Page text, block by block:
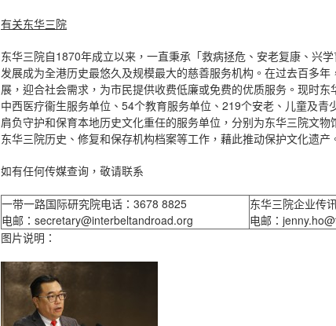
有关东华三院
东华三院自1870年成立以来，一直秉承「救病拯危、安老复康、兴
发展成为全港历史最悠久及规模最大的慈善服务机构。在过去百多
展，迎合社会需求，为市民提供收费低廉或免费的优质服务。现时
中西医疗衞生服务单位、54个教育服务单位、219个安老、儿童及
肩负守护和保育本地历史文化重任的服务单位，分别为东华三院文
东华三院历史、修复和保存机构档案等工作，藉此推动保护文化遗产
如有任何传媒查询，敬请联系
一带一路国际研究院电话：3678 8825
电邮：secretary@interbeltandroad.org
东华三院企业传
电邮：
图片说明：